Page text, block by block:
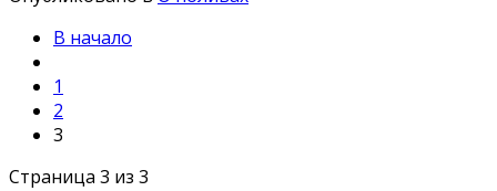
В начало
1
2
3
Страница 3 из 3